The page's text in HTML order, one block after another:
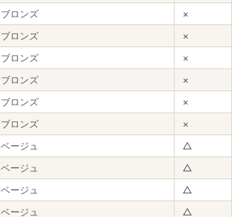
ブロンズ
×
ブロンズ
×
ブロンズ
×
ブロンズ
×
ブロンズ
×
ブロンズ
×
ベージュ
△
ベージュ
△
ベージュ
△
ベージュ
△